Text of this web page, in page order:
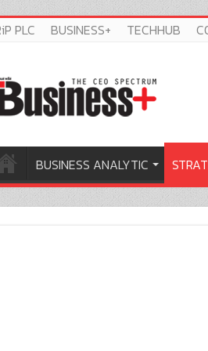
PLC BUSINESS+ TECHHUB
BUSINESS ANALYTIC